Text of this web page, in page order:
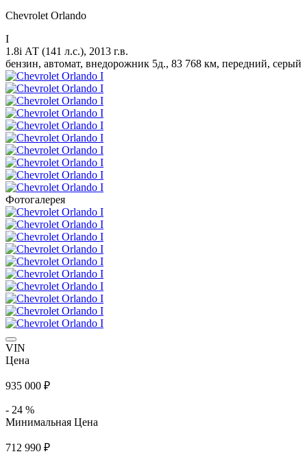
Chevrolet Orlando
I
1.8i АТ (141 л.с.), 2013 г.в.
бензин, автомат, внедорожник 5д., 83 768 км, передний, серый
Фотогалерея
VIN
Цена
935 000 ₽
- 24 %
Минимальная Цена
712 990 ₽